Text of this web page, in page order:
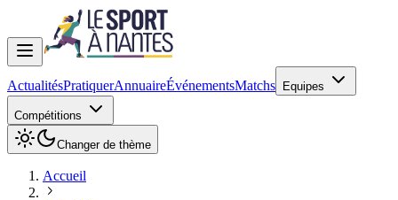
ActualitésPratiquerAnnuaireÉvénementsMatchs Equipes
Compétitions
Changer de thème
Accueil